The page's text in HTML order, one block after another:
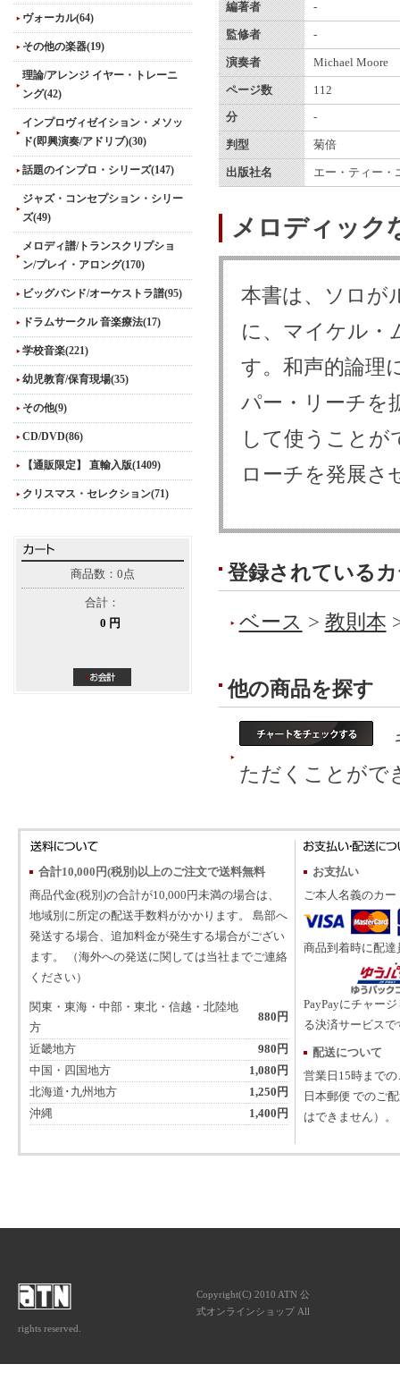
ヴォーカル(64)
その他の楽器(19)
理論/アレンジ イヤー・トレーニ
ング(42)
インプロヴィゼイション・メソッ
ド(即興演奏/アドリブ)(30)
話題のインプロ・シリーズ(147)
ジャズ・コンセプション・シリー
ズ(49)
メロディ譜/トランスクリプショ
ン/プレイ・アロング(170)
ビッグバンド/オーケストラ譜(95)
ドラムサークル 音楽療法(17)
学校音楽(221)
幼児教育/保育現場(35)
その他(9)
CD/DVD(86)
【通販限定】 直輸入版(1409)
クリスマス・セレクション(71)
商品数：0点
合計：
0 円
編著者 -
監修者 -
演奏者 Michael Moore
ページ数 112
分 -
判型 菊倍
出版社名 エー・ティー・
メロディック
本書は、ソロが
に、マイケル・
す。和声的論理
パー・リーチを
して使うこと
ローチを発展さ
登録されている
ベース > 教則本
他の商品を探す
ただくことがで
合計10,000円(税別)以上のご注文で送料無料
商品代金(税別)の合計が10,000円未満の場合は、
地域別に所定の配送手数料がかかります。 島部へ
発送する場合、追加料金が発生する場合がござい
ます。 （海外への発送に関しては当社までご連絡
ください）
関東・東海・中部・東北・信越・北陸地
方
880円
近畿地方
980円
中国・四国地方
1,080円
北海道･九州地方
1,250円
沖縄
1,400円
お支払い
ご本人名義のカ
商品到着時に配
PayPayにチャー
る決済サービスで
配送について
営業日15時まで
日本郵便 でのご
はできません）。
Copyright(C) 2010 ATN 公
式オンラインショップ All
rights reserved.